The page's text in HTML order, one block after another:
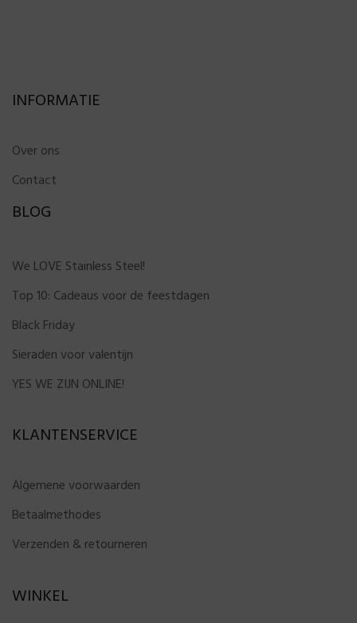
INFORMATIE
Over ons
Contact
BLOG
We LOVE Stainless Steel!
Top 10: Cadeaus voor de feestdagen
Black Friday
Sieraden voor valentijn
YES WE ZIJN ONLINE!
KLANTENSERVICE
Algemene voorwaarden
Betaalmethodes
Verzenden & retourneren
WINKEL